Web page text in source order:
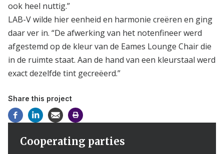
ook heel nuttig.”
LAB-V wilde hier eenheid en harmonie creëren en ging
daar ver in. “De afwerking van het notenfineer werd
afgestemd op de kleur van de Eames Lounge Chair die
in de ruimte staat. Aan de hand van een kleurstaal werd
exact dezelfde tint gecreëerd.”
Share this project
Cooperating parties